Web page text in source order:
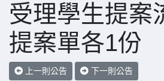
受理學生提案
提案單各1份
上一則公告 下一則公告